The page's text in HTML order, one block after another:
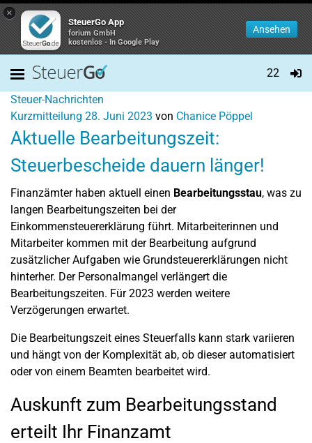
×
SteuerGo App
forium GmbH
kostenlos - In Google Play
Ansehen
22
Steuer-Nachrichten
Kurzmitteilung 28. Juni 2023 von Chanice Pöppel
Aktuelle Bearbeitungszeit:
Steuerbescheide dauern länger!
Finanzämter haben aktuell einen Bearbeitungsstau, was zu
langen Bearbeitungszeiten bei der
Einkommensteuererklärung führt. Mitarbeiterinnen und
Mitarbeiter kommen mit der Bearbeitung aufgrund
zusätzlicher Aufgaben wie Grundsteuererklärungen nicht
hinterher. Der Personalmangel verlängert die
Bearbeitungszeiten. Für 2023 werden weitere
Verzögerungen erwartet.
Die Bearbeitungszeit eines Steuerfalls kann stark variieren
und hängt von der Komplexität ab, ob dieser automatisiert
oder von einem Beamten bearbeitet wird.
Auskunft zum Bearbeitungsstand
erteilt Ihr Finanzamt